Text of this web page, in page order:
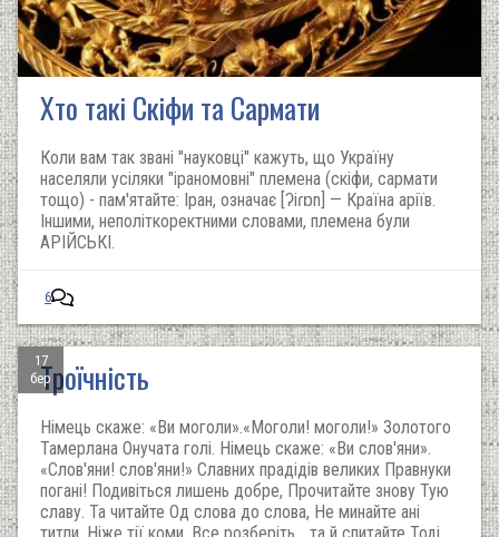
Хто такі Скіфи та Сармати
Коли вам так звані "науковці" кажуть, що Україну
населяли усіляки "іраномовні" племена (скіфи, сармати
тощо) - пам'ятайте: Іран, означає [ʔiɾɒn] — Країна аріїв.
Іншими, неполіткоректними словами, племена були
АРІЙСЬКІ.
6
17
берТроїчність
Німець скаже: «Ви моголи».«Моголи! моголи!» Золотого
Тамерлана Онучата голі. Німець скаже: «Ви слов'яни».
«Слов'яни! слов'яни!» Славних прадідів великих Правнуки
погані! Подивіться лишень добре, Прочитайте знову Тую
славу. Та читайте Од слова до слова, Не минайте ані